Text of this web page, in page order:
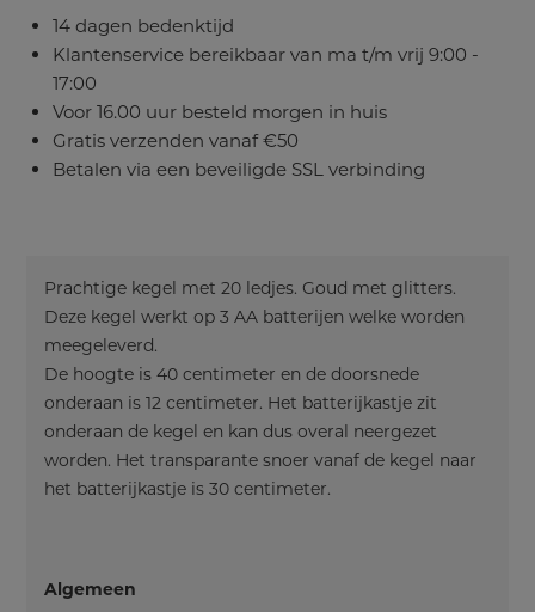
14 dagen bedenktijd
Klantenservice bereikbaar van ma t/m vrij 9:00 -
17:00
Voor 16.00 uur besteld morgen in huis
Gratis verzenden vanaf €50
Betalen via een beveiligde SSL verbinding
Prachtige kegel met 20 ledjes. Goud met glitters.
Deze kegel werkt op 3 AA batterijen welke worden
meegeleverd.
De hoogte is 40 centimeter en de doorsnede
onderaan is 12 centimeter. Het batterijkastje zit
onderaan de kegel en kan dus overal neergezet
worden. Het transparante snoer vanaf de kegel naar
het batterijkastje is 30 centimeter.
Algemeen